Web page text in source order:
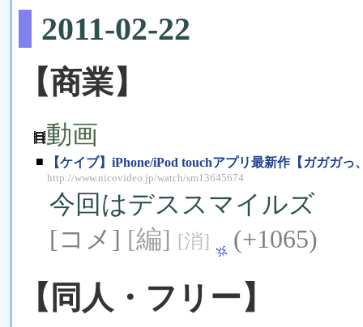
2011-02-22
【商業】
動画
■ 【ケイブ】iPhone/iPod touchアプリ最新作【ガガガ
http://www.nicovideo.jp/watch/sm13645674
今回はデススマイルズ
[コメ] [編] [消] (+1065)
【同人・フリー】